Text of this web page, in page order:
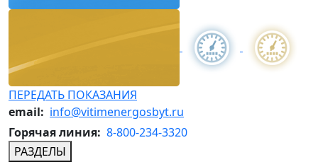
ПЕРЕДАТЬ ПОКАЗАНИЯ
email: info@vitimenergosbyt.ru
Горячая линия: 8-800-234-3320
РАЗДЕЛЫ